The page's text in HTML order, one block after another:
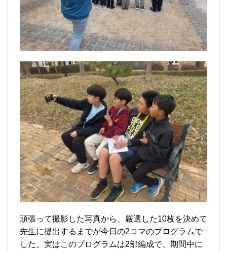
頑張って撮影した写真から、厳選した10枚を決めて
先生に提出するまでが今日の2コマのプログラムで
した。実はこのプログラムは2部編成で、期間中に